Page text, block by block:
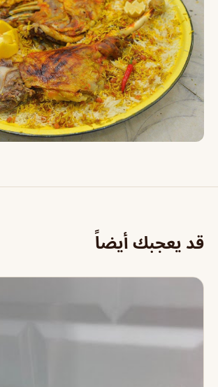
قد يعجبك أيضاً